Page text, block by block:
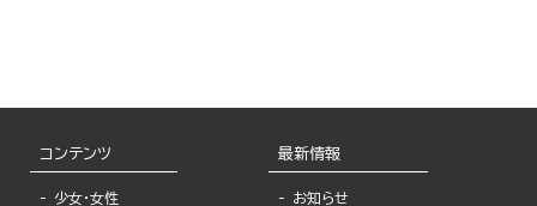
コンテンツ
少女・女性
最新情報
お知らせ